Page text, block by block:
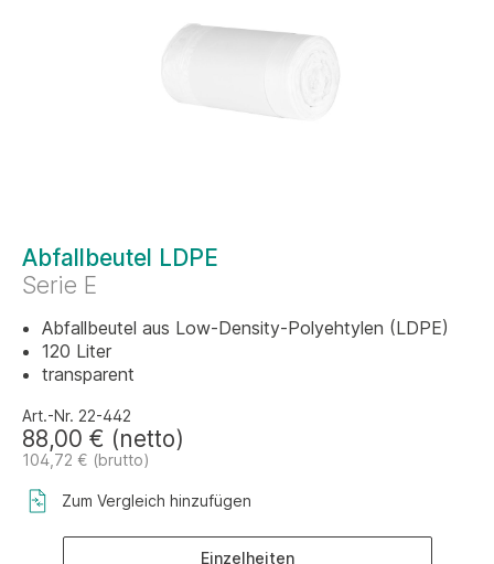
Abfallbeutel LDPE
Serie E
Abfallbeutel aus Low-Density-Polyehtylen (LDPE)
120 Liter
transparent
Art.-Nr. 22-442
88,00 € (netto)
104,72 € (brutto)
Zum Vergleich hinzufügen
Einzelheiten